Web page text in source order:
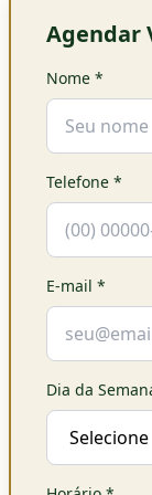
Agendar
Nome *
Telefone *
E-mail *
Dia da